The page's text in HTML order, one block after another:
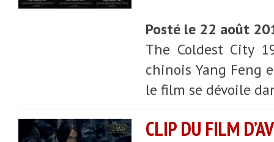
Posté le 22 août
The Coldest City
chinois Yang Feng
le film se dévoile
CLIP DU FILM